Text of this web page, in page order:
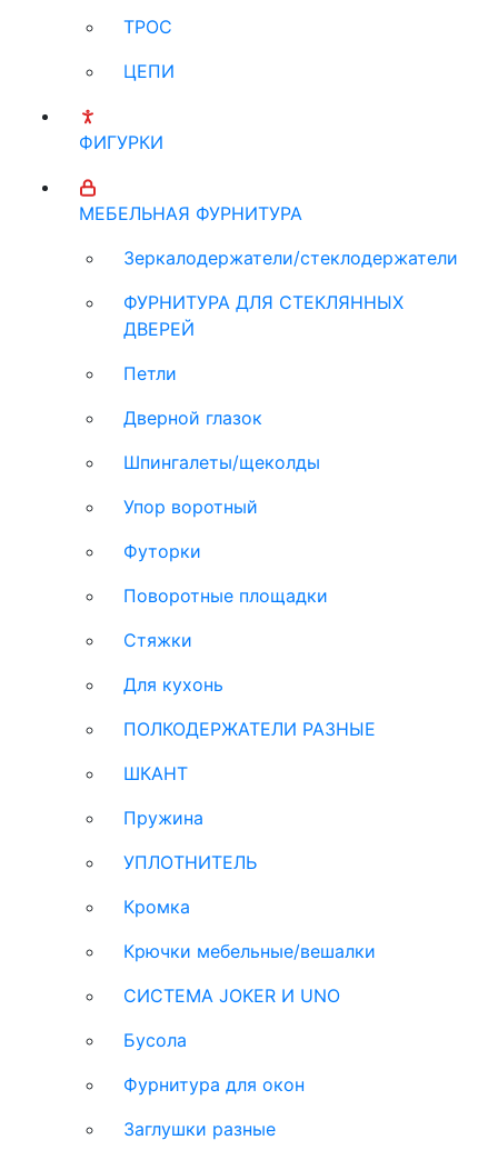
ТРОС
ЦЕПИ
ФИГУРКИ
МЕБЕЛЬНАЯ ФУРНИТУРА
Зеркалодержатели/стеклодержатели
ФУРНИТУРА ДЛЯ СТЕКЛЯННЫХ
ДВЕРЕЙ
Петли
Дверной глазок
Шпингалеты/щеколды
Упор воротный
Футорки
Поворотные площадки
Стяжки
Для кухонь
ПОЛКОДЕРЖАТЕЛИ РАЗНЫЕ
ШКАНТ
Пружина
УПЛОТНИТЕЛЬ
Кромка
Крючки мебельные/вешалки
СИСТЕМА JOKER И UNO
Бусола
Фурнитура для окон
Заглушки разные